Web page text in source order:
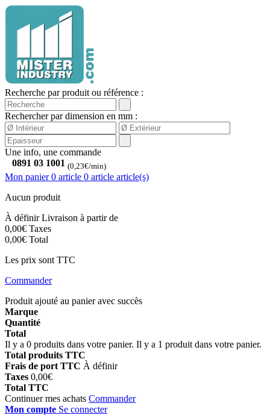
Recherche par produit ou référence :
Rechercher par dimension en mm :
Une info, une commande
0891 03 1001 (0,23€/min)
Mon panier 0 article 0 article article(s)
Aucun produit
À définirLivraison à partir de
0,00€ Taxes
0,00€ Total
Les prix sont TTC
Commander
Produit ajouté au panier avec succès
Marque
Quantité
Total
Il y a 0 produits dans votre panier. Il y a 1 produit dans votre panier.
Total produits TTC
Frais de port TTC À définir
Taxes 0,00€
Total TTC
Continuer mes achats Commander
Mon compte Se connecter